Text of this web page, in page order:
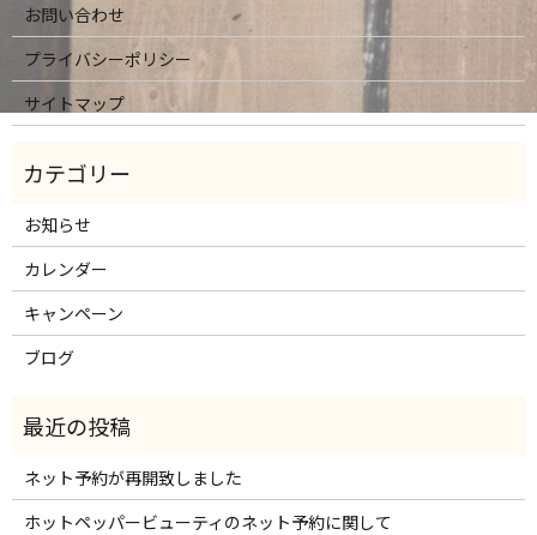
お問い合わせ
プライバシーポリシー
サイトマップ
お知らせ
カレンダー
キャンペーン
ブログ
ネット予約が再開致しました
ホットペッパービューティのネット予約に関して